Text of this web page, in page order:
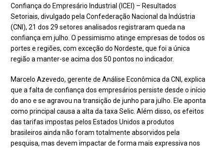
Confiança do Empresário Industrial (ICEI) – Resultados
Setoriais, divulgado pela Confederação Nacional da Indústria
(CNI), 21 dos 29 setores analisados registraram queda na
confiança em julho. O pessimismo atinge empresas de todos os
portes e regiões, com exceção do Nordeste, que foi a única
região a manter-se acima dos 50 pontos no indicador.
Marcelo Azevedo, gerente de Análise Econômica da CNI, explica
que a falta de confiança dos empresários persiste desde o início
do ano e se agravou na transição de junho para julho. Ele aponta
como principal causa a alta da taxa Selic. Além disso, os efeitos
das tarifas impostas pelos Estados Unidos a produtos
brasileiros ainda não foram totalmente absorvidos pela
pesquisa, mas devem impactar de forma mais expressiva nos